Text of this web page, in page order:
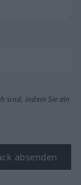
sind, indem Sie ein
absenden